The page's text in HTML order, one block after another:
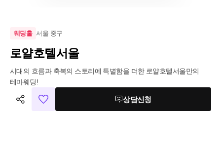
웨딩홀 서울 중구
로얄호텔서울
시대의 흐름과 축복의 스토리에 특별함을 더한 로얄호텔서울만의
테마웨딩!
상담신청